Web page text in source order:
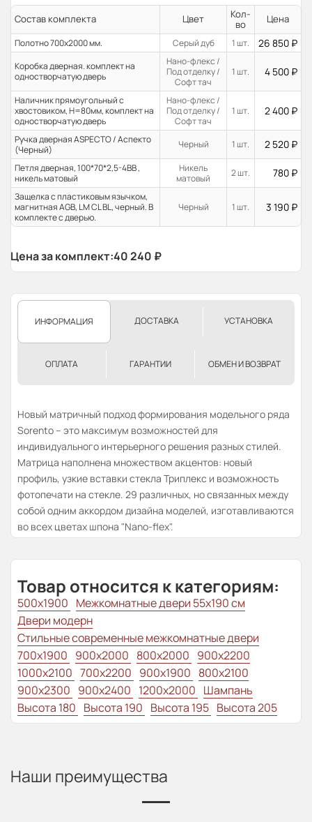
Состав комплекта Цвет
Кол-
во
Цена
Полотно 700x2000 мм. Серый дуб 1 шт. 26 850 ₽
Коробка дверная. комплект на
одностворчатую дверь
Нано-флекс /
Под отделку /
Софт тач
1 шт. 4 500 ₽
Наличник прямоугольный с
хвостовиком, H=80мм, комплект на
одностворчатую дверь
Нано-флекс /
Под отделку /
Софт тач
1 шт. 2 400 ₽
Ручка дверная ASPECTO / Аспекто
(Черный)
Черный 1 шт. 2 520 ₽
Петля дверная, 100*70*2,5-4ВВ ,
никель матовый
Никель
матовый
2 шт. 780 ₽
Защелка с пластиковым язычком,
магнитная AGB, LM CL BL, черный. В
комплекте с дверью.
Черный 1 шт. 3 190 ₽
Цена за комплект:40 240 ₽
ИНФОРМАЦИЯ ДОСТАВКА УСТАНОВКА
ОПЛАТА ГАРАНТИИ ОБМЕН И ВОЗВРАТ
Новый матричный подход формирования модельного ряда
Sorento – это максимум возможностей для
индивидуального интерьерного решения разных стилей.
Матрица наполнена множеством акцентов: новый
профиль, узкие вставки стекла Триплекс и возможность
фотопечати на стекле. 29 различных, но связанных между
собой одним аккордом дизайна моделей, изготавливаются
во всех цветах шпона "Nano-flex".
Товар относится к категориям:
500x1900 Межкомнатные двери 55х190 см
Двери модерн
Стильные современные межкомнатные двери
700x1900 900x2000 800x2000 900x2200
1000x2100 700x2200 900x1900 800x2100
900x2300 900x2400 1200x2000 Шампань
Высота 180 Высота 190 Высота 195 Высота 205
Наши преимущества